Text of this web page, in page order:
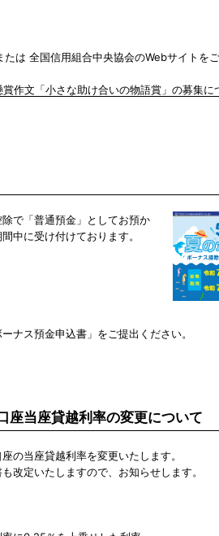
は 全国信用組合中央協会のWebサイトをご
作文「小さな助け合いの物語賞」の募集に
で「普通預金」としてお預か
中に受け付けております。
ナス預金申込書」をご提出ください。
座当座貸越利率の変更について
の当座貸越利率を変更いたします。
改定いたしますので、お知らせします。